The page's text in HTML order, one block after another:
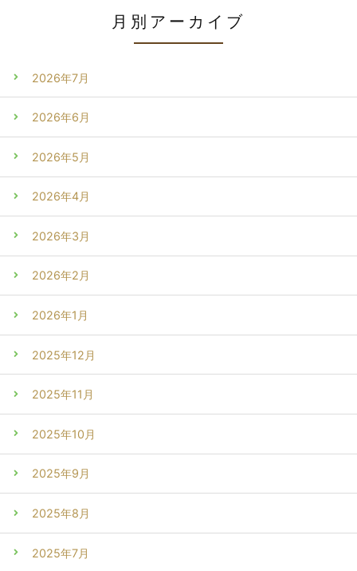
月別アーカイブ
2026年7月
2026年6月
2026年5月
2026年4月
2026年3月
2026年2月
2026年1月
2025年12月
2025年11月
2025年10月
2025年9月
2025年8月
2025年7月